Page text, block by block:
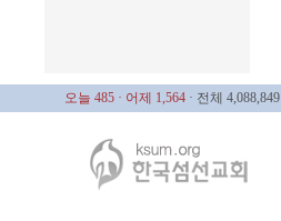
오늘 485 · 어제 1,564 · 전체 4,088,849